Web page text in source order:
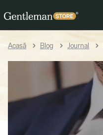
Acasă Blog Journal